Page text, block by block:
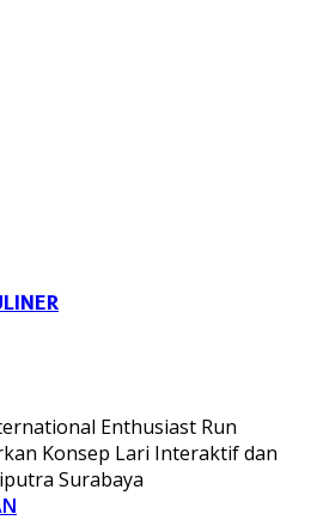
Enthusiast Run
Konsep Lari Interaktif dan
Surabaya